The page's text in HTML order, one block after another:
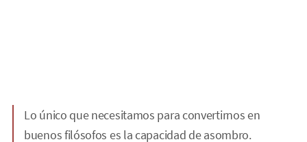
Lo único que necesitamos para convertirnos en
buenos filósofos es la capacidad de asombro.